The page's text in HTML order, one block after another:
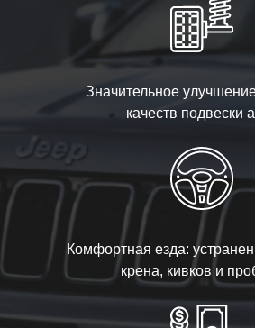
Значительное
качеств подвески
Комфортная езда:
крена, кивков и